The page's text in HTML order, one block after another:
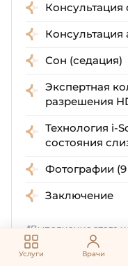
Услуги Врачи
Консультация
Сон (седация)
Экспертная
разрешения
Технология i-
состояния
Фотографии (9
Заключение
*Выполнение этого
отделением +1000 ₽